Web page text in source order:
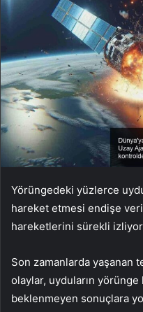
Yörüngedeki yüzlerce
hareket etmesi endişe
hareketlerini sürekli
Son zamanlarda yaşanan
olaylar, uyduların
beklenmeyen sonuçlara